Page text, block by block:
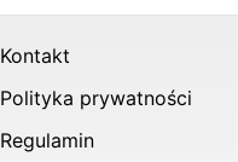
Kontakt
Polityka prywatności
Regulamin